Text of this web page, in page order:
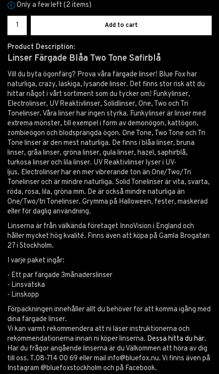
Only a few left (2 items)
Add to cart
Product Description:
Linser Färgade Blåa Two Tone Safirblå
Vill du byta ögonfärg? Prova våra färgade linser! Blue Fox har
naturliga, crazy, läskiga, lysande linser. Det finns stor risk att du
hittar något i vårt sortiment som du tycker om! Funkylinser,
Electrolinser, UV Reaktivlinser, Solidlinser, One, Two och Tri
Tonelinser. Våra linser har ingen styrka. Funkylinser är linser med
extrema mönster, till exempel i form av demonögon, kattögon,
zombieögon och blodsprängda ögon. One Tone, Two Tone och Tri
Tone linser är den mest naturliga. De finns i blåa linser, bruna
linser, gråa linser, gröna linser, gula linser, hazel, saphirblå,
turkosa linser och lila linser. UV Reaktivlinser lyser i UV-
ljus. Electrolinser har en mer vibrerande ton än One/Two/Tri
Tonelinser och är mindre naturliga. Solid Tonelinser är vita, svarta,
röda, rosa, lila, gröna mm. De är också mindre naturliga än
One/Two/tri Tonelinser. Grymma på Halloween, fester, maskerad
eller för daglig användning.
Linserna är från välkända företaget InnoVision i England och
håller mycket hög kvalité. Finns även att köpa på Gamla Brogatan
27 i Stockholm.
I varje paket ingår:
- Ett par färgade 3månaderslinser
- Linsvätska
- Linskopp
Förpackningen innehåller allt du behöver för att komma igång med
dina färgade linser.
Vi kan varmt rekommendera att ni läser instruktionerna och
rekommendationerna innan ni köper linserna. Dessa hitta du här.
Har du frågor angående linserna är du Välkommen att höra av dig
till oss. T.08-714 00 69 eller mail info@bluefox.nu. Vi finns även på
Instagram @bluefoxstockholm och på Facebook.